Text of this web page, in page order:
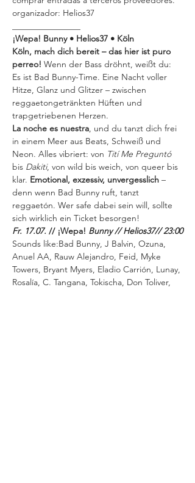
organizador: Helios37
¡Wepa! Bunny • Helios37 • Köln
Köln, mach dich bereit – das hier ist puro
perreo! Wenn der Bass dröhnt, weißt du:
Es ist Bad Bunny-Time. Eine Nacht voller
Hitze, Glanz und Glitzer – zwischen
reggaetongetränkten Hüften und
trapgetriebenen Herzen.
La noche es nuestra, und du tanzt dich frei
in einem Meer aus Beats, Schweiß und
Neon. Alles vibriert: von Tití Me Preguntó
bis Dakiti, von wild bis weich, von queer bis
klar. Emotional, exzessiv, unvergesslich –
denn wenn Bad Bunny ruft, tanzt
reggaetón. Wer safe dabei sein will, sollte
sich wirklich ein Ticket besorgen!
Fr. 17.07. // ¡Wepa! Bunny // Helios37// 23:00
Sounds like:Bad Bunny, J Balvin, Ozuna,
Anuel AA, Rauw Alejandro, Feid, Myke
Towers, Bryant Myers, Eladio Carrión, Lunay,
Rosalía, C. Tangana, Tokischa, Don Toliver,